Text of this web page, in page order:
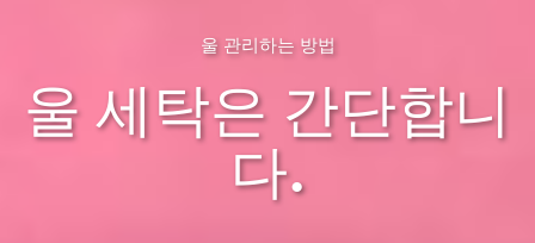
울 관리하는 방법
울 세탁은 간단합니
다.